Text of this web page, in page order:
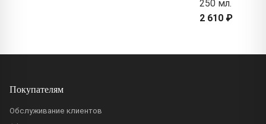
250 мл.
2 610 ₽
Покупателям
Обслуживание клиентов